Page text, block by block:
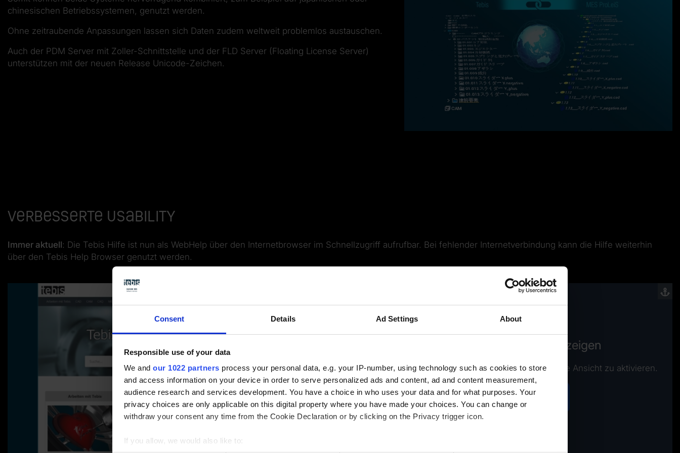
Consent Details Ad Settings About
Responsible use of your data
We and our 1022 partners process your personal data, e.g. your IP-number, using technology such as cookies to store
and access information on your device in order to serve personalized ads and content, ad and content measurement,
audience research and services development. You have a choice in who uses your data and for what purposes. Your
privacy choices are only applicable on this digital property where you have made your choices. You can change or
withdraw your consent any time from the Cookie Declaration or by clicking on the Privacy trigger icon.
If you allow, we would also like to:
chinesischen Betriebssystemen, genutzt werden.
Ohne zeitraubende Anpassungen lassen sich Daten zudem weltweit problemlos austauschen.
Auch der PDM Server mit Zoller-Schnittstelle und der FLD Server (Floating License Server)
unterstützen mit der neuen Release Unicode-Zeichen.
Verbesserte Usability
Immer aktuell: Die Tebis Hilfe ist nun als WebHelp über den Internetbrowser im Schnellzugriff aufrufbar. Bei fehlender Internetverbindung kann die Hilfe weiterhin
über den Tebis Help Browser genutzt werden.
Video / Kontaktformular anzeigen
Bitte aktivieren Sie die Präferenzen Cookies, um die Ansicht zu aktivieren.
Cookies aktivieren